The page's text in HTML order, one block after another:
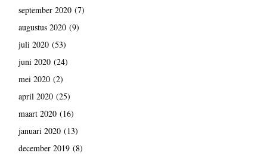
september 2020(7)
augustus 2020(9)
juli 2020(53)
juni 2020(24)
mei 2020(2)
april 2020(25)
maart 2020(16)
januari 2020(13)
december 2019(8)